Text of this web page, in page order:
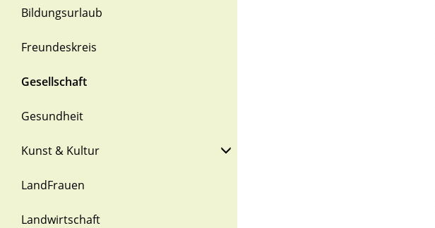
Bildungsurlaub
Freundeskreis
Gesellschaft
Gesundheit
Kunst & Kultur
LandFrauen
Landwirtschaft